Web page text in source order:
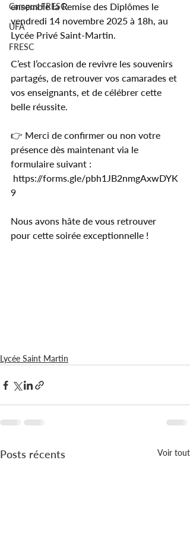
Campus FRESC
UFA
FRESC
ensemble la Remise des Diplômes le
vendredi 14 novembre 2025 à 18h, au
Lycée Privé Saint-Martin.
C’est l’occasion de revivre les souvenirs
partagés, de retrouver vos camarades et
vos enseignants, et de célébrer cette
belle réussite.
👉 Merci de confirmer ou non votre
présence dès maintenant via le
formulaire suivant :
https://forms.gle/pbh1JB2nmgAxwDYK
9
Nous avons hâte de vous retrouver
pour cette soirée exceptionnelle !
Lycée Saint Martin
Posts récents Voir tout